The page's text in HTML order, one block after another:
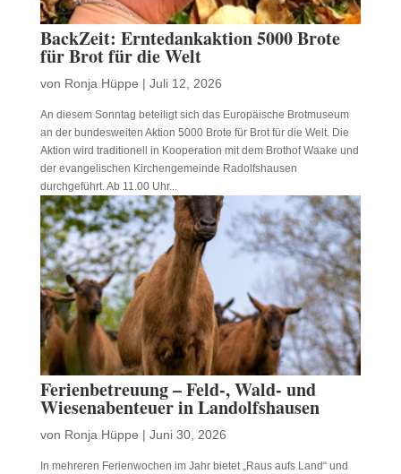
BackZeit: Erntedankaktion 5000 Brote
für Brot für die Welt
von Ronja Hüppe | Juli 12, 2026
An diesem Sonntag beteiligt sich das Europäische Brotmuseum
an der bundesweiten Aktion 5000 Brote für Brot für die Welt. Die
Aktion wird traditionell in Kooperation mit dem Brothof Waake und
der evangelischen Kirchengemeinde Radolfshausen
durchgeführt. Ab 11.00 Uhr...
Ferienbetreuung – Feld-, Wald- und
Wiesenabenteuer in Landolfshausen
von Ronja Hüppe | Juni 30, 2026
In mehreren Ferienwochen im Jahr bietet „Raus aufs Land“ und